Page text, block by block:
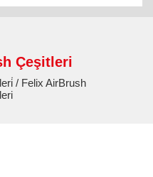
Çeşitleri
/ Felix AirBrush